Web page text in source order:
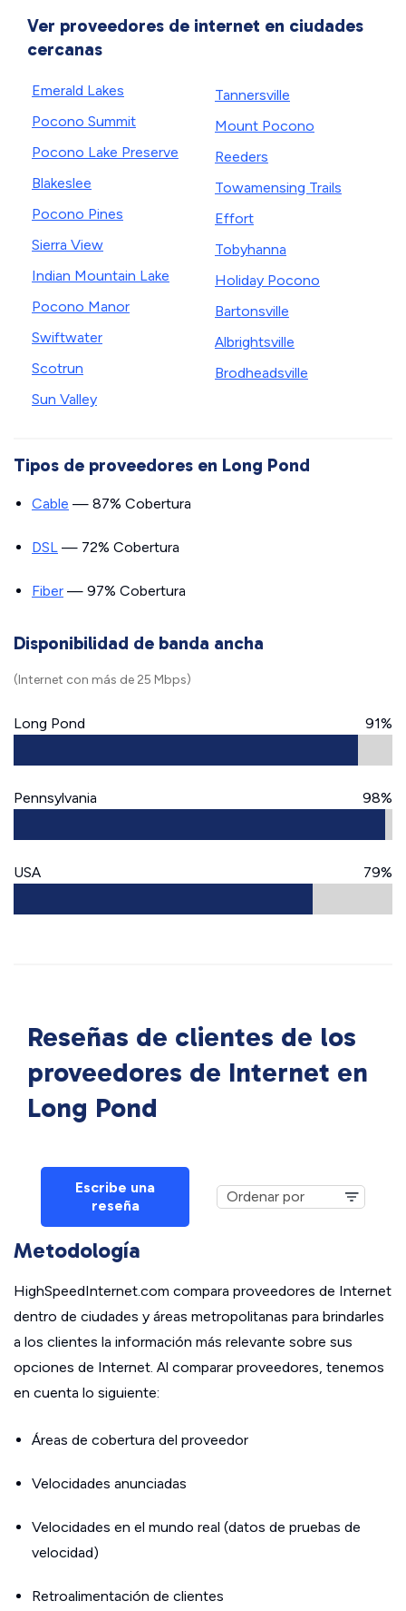
Ver proveedores de internet en ciudades
cercanas
Emerald Lakes
Pocono Summit
Pocono Lake Preserve
Blakeslee
Pocono Pines
Sierra View
Indian Mountain Lake
Pocono Manor
Swiftwater
Scotrun
Sun Valley
Tannersville
Mount Pocono
Reeders
Towamensing Trails
Effort
Tobyhanna
Holiday Pocono
Bartonsville
Albrightsville
Brodheadsville
Tipos de proveedores en Long Pond
Cable — 87% Cobertura
DSL — 72% Cobertura
Fiber — 97% Cobertura
Disponibilidad de banda ancha
(Internet con más de 25 Mbps)
Long Pond 91%
Pennsylvania 98%
USA 79%
Reseñas de clientes de los
proveedores de Internet en
Long Pond
Escribe una
reseña
Metodología
HighSpeedInternet.com compara proveedores de Internet
dentro de ciudades y áreas metropolitanas para brindarles
a los clientes la información más relevante sobre sus
opciones de Internet. Al comparar proveedores, tenemos
en cuenta lo siguiente:
Áreas de cobertura del proveedor
Velocidades anunciadas
Velocidades en el mundo real (datos de pruebas de
velocidad)
Retroalimentación de clientes